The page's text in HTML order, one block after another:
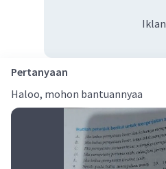
Iklan
Pertanyaan
Haloo, mohon bantuannyaa